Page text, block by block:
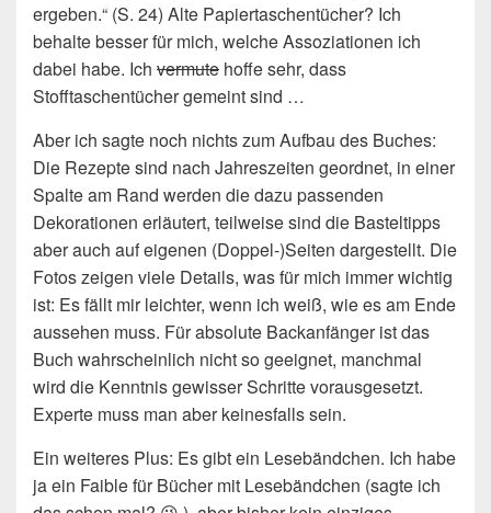
ergeben.“ (S. 24) Alte Papiertaschentücher? Ich
behalte besser für mich, welche Assoziationen ich
dabei habe. Ich vermute hoffe sehr, dass
Stofftaschentücher gemeint sind …
Aber ich sagte noch nichts zum Aufbau des Buches:
Die Rezepte sind nach Jahreszeiten geordnet, in einer
Spalte am Rand werden die dazu passenden
Dekorationen erläutert, teilweise sind die Basteltipps
aber auch auf eigenen (Doppel-)Seiten dargestellt. Die
Fotos zeigen viele Details, was für mich immer wichtig
ist: Es fällt mir leichter, wenn ich weiß, wie es am Ende
aussehen muss. Für absolute Backanfänger ist das
Buch wahrscheinlich nicht so geeignet, manchmal
wird die Kenntnis gewisser Schritte vorausgesetzt.
Experte muss man aber keinesfalls sein.
Ein weiteres Plus: Es gibt ein Lesebändchen. Ich habe
ja ein Faible für Bücher mit Lesebändchen (sagte ich